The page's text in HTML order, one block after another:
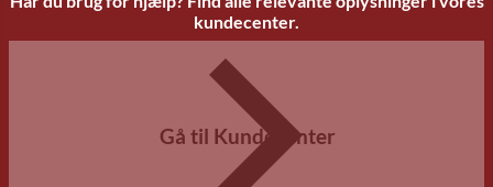
kundecenter.
Gå til Kundecenter